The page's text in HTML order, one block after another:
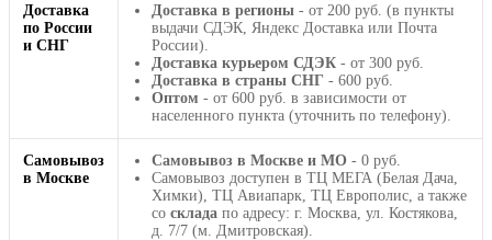
Доставка
по России
и СНГ
Доставка в регионы - от 200 руб. (в пункты
выдачи СДЭК, Яндекс Доставка или Почта
России).
Доставка курьером СДЭК - от 300 руб.
Доставка в страны СНГ - 600 руб.
Оптом - от 600 руб. в зависимости от
населенного пункта (уточнить по телефону).
Самовывоз
в Москве
Самовывоз в Москве и МО - 0 руб.
Самовывоз доступен в ТЦ МЕГА (Белая Дача,
Химки), ТЦ Авиапарк, ТЦ Европолис, а также
со склада по адресу: г. Москва, ул. Костякова,
д. 7/7 (м. Дмитровская).